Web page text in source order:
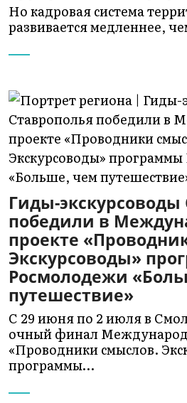
Но кадровая система
развивается медленнее,
Гиды-экскурсоводы
победили в
проекте
Экскурсоводы»
Росмолодежи
путешествие»
С 29 июня по 2 июля в
очный финал
«Проводники смыслов.
программы…